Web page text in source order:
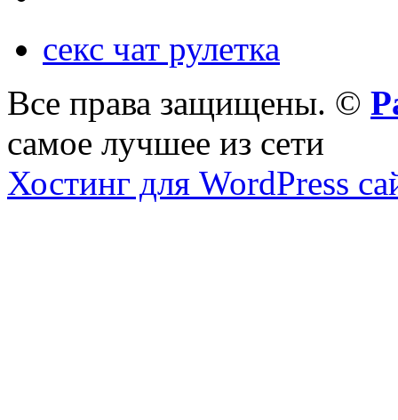
секс чат рулетка
Все права защищены. ©
самое лучшее из сети
Хостинг для WordPress